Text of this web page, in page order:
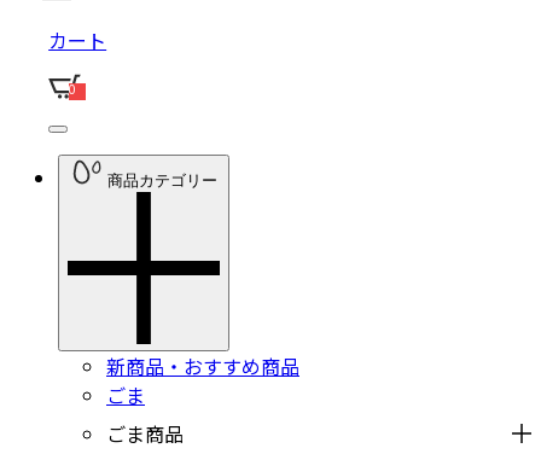
カート
0
商品カテゴリー
新商品・おすすめ商品
ごま
ごま商品